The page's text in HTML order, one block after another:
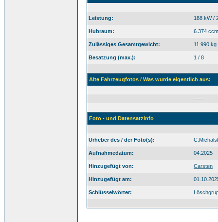
Leistung: 188 kW /
Hubraum: 6.374 ccm
Zulässiges Gesamtgewicht: 11.990 kg
Besatzung (max.): 1 / 8
Alte Fahrzeugfotos / Was wurde eigentlich aus:
-----
Foto - und Datensatzinfo
Urheber des / der Foto(s):
Aufnahmedatum: 04.2025
Hinzugefügt von: Carsten
Hinzugefügt am:
Schlüsselwörter: